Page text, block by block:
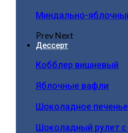
Миндально-
PrevNext
Дессерт
Кобблер вишневый
Яблочные вафли
Шоколадное
Шоколадный рулет